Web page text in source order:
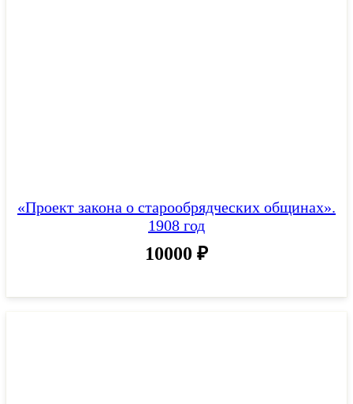
«Проект закона о старообрядческих общинах».
1908 год
10000 ₽